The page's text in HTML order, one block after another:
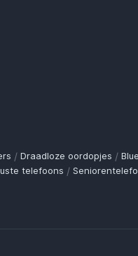
/ Draadloze oordopjes /
telefoons /